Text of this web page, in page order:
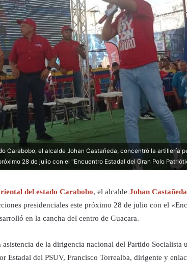
Carabobo, el alcalde Johan Castañeda, concentró la artillería
28 de julio con el "Encuentro Estadal del Gran Polo
del estado Carabobo, el alcalde Johan
presidenciales este próximo 28 de julio con el
en la cancha del centro de Guacara.
de la dirigencia nacional del Partido Socialista
Estadal del PSUV, Francisco Torrealba, dirigente y